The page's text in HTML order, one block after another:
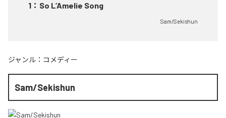
1 ： So L’Amelie Song
Sam/Sekishun
ジャンル： コメディー
Sam/Sekishun